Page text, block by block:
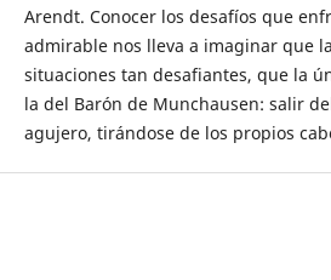
Arendt. Conocer los desafíos que
admirable nos lleva a imaginar que
situaciones tan desafiantes, que la
la del Barón de Munchausen: salir
agujero, tirándose de los propios